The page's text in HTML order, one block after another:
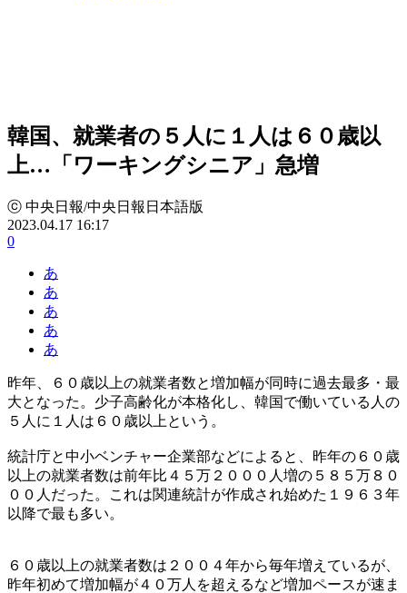
韓国、就業者の５人に１人は６０歳以
上…「ワーキングシニア」急増
ⓒ 中央日報/中央日報日本語版
2023.04.17 16:17
0
あ
あ
あ
あ
あ
昨年、６０歳以上の就業者数と増加幅が同時に過去最多・最
大となった。少子高齢化が本格化し、韓国で働いている人の
５人に１人は６０歳以上という。
統計庁と中小ベンチャー企業部などによると、昨年の６０歳
以上の就業者数は前年比４５万２０００人増の５８５万８０
００人だった。これは関連統計が作成され始めた１９６３年
以降で最も多い。
６０歳以上の就業者数は２００４年から毎年増えているが、
昨年初めて増加幅が４０万人を超えるなど増加ペースが速ま